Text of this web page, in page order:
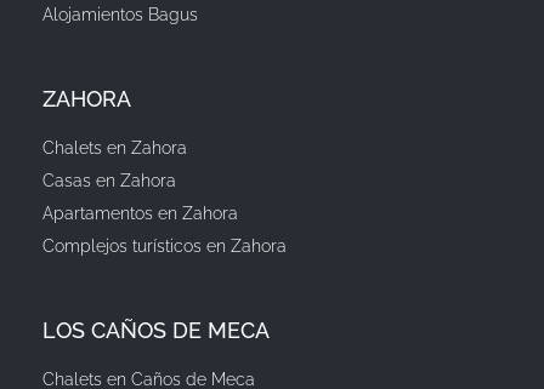
Alojamientos Bagus
ZAHORA
Chalets en Zahora
Casas en Zahora
Apartamentos en Zahora
Complejos turísticos en Zahora
LOS CAÑOS DE MECA
Chalets en Caños de Meca